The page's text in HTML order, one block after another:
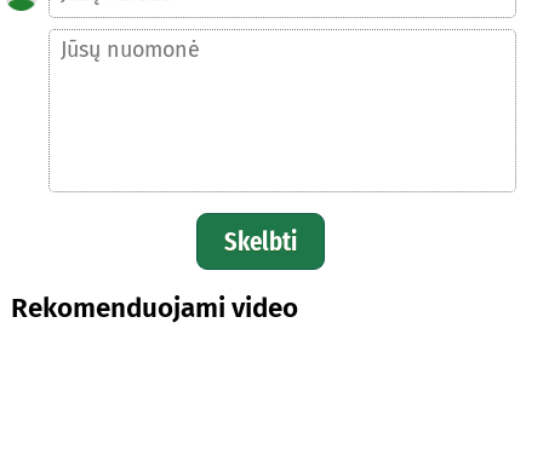
Skelbti
Rekomenduojami video